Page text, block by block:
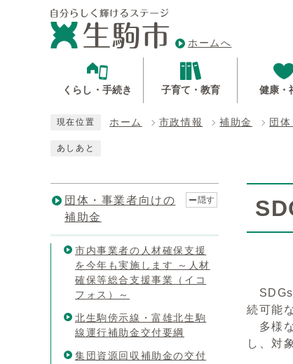
ホームへ
くらし・手続き 子育て・教育 健康・
現在位置 ホーム 市政情報 補助金 団
あしあと
SDGs
続可能
多様な
し、対
団体・事業者向けの
補助金
隠す
市内事業者の人材確保支援
を今年も実施します ～人材
確保等総合支援事業（イコ
フォス）～
北生駒傍示線・富雄北生駒
線運行補助金交付要綱
集団資源回収補助金の交付